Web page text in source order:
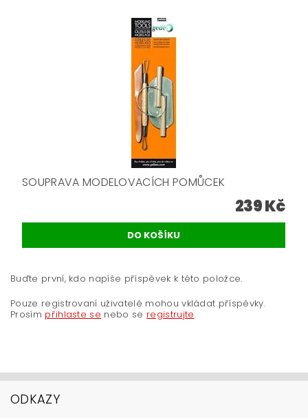
SOUPRAVA MODELOVACÍCH POMŮCEK
239 Kč
Buďte první, kdo napíše příspěvek k této položce.
Pouze registrovaní uživatelé mohou vkládat příspěvky.
Prosím přihlaste se nebo se registrujte.
ODKAZY